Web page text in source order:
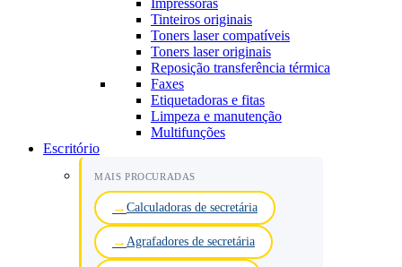
Tinteiros originais
Toners laser compatíveis
Toners laser originais
Reposição transferência térmica
Faxes
Etiquetadoras e fitas
Limpeza e manutenção
Multifunções
Escritório
MAIS PROCURADAS
Calculadoras de secretária
Agrafadores de secretária